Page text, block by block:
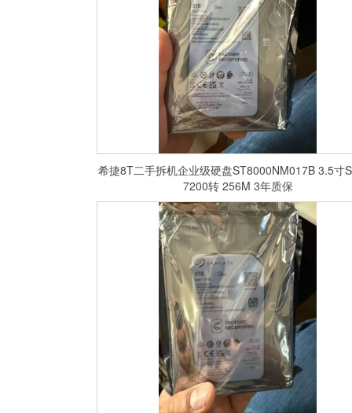
希捷8T二手拆机企业级硬盘ST8000NM017B 3.5寸
7200转 256M 3年质保